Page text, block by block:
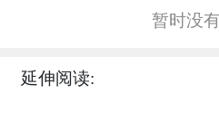
暂时没
延伸阅读: